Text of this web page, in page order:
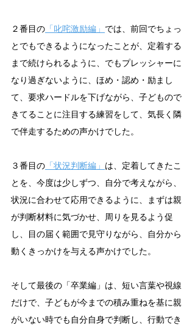
２番目の 「叱咤激励編」 では、前回でちょっ
とでもできるようになったことが、定着する
まで続けられるように、でもプレッシャーに
なり過ぎないように、ほめ・認め・励まし
て、要求ハードルを下げながら、子どもので
きてることに注目する練習をして、気長く隣
で伴走するための声かけでした。
３番目の 「状況判断編」 は、定着してきたこ
とを、今度は少しずつ、自分で考えながら、
状況に合わせて応用できるように、まずは親
が判断材料に気づかせ、周りを見るよう促
し、目の届く範囲で見守りながら、自分から
動くきっかけを与える声かけでした。
そして最後の「卒業編」は、短い言葉や視線
だけで、子どもが今までの積み重ねを基に親
がいない時でも自分自身で判断し、行動でき